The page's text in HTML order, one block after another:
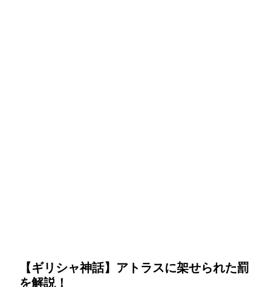
【ギリシャ神話】アトラスに架せられた罰
を解説！